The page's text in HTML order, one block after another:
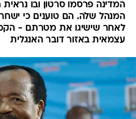
המדינה פרסמו סרטון ובו
המנהל שלה. הם טוענים כי
לאחר שישיגו את מטרתם -
עצמאית באזור דובר האנגלית